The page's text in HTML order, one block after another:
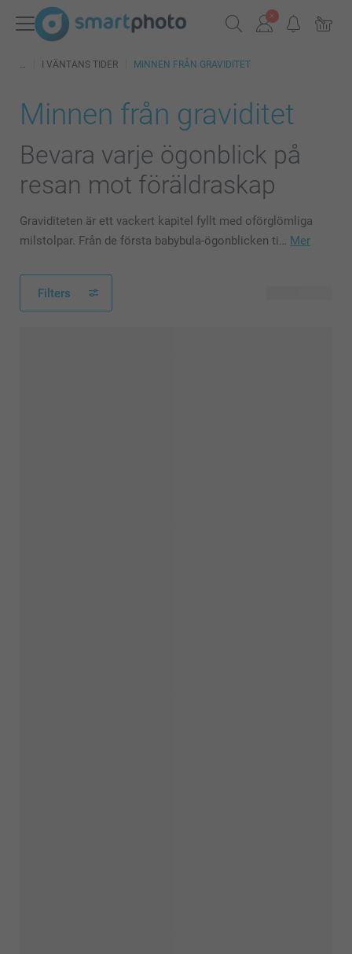
I VÄNTANS TIDER MINNEN FRÅN GRAVIDITET
Minnen från graviditet
Bevara varje ögonblick på
resan mot föräldraskap
Graviditeten är ett vackert kapitel fyllt med oförglömliga
milstolpar. Från de första babybula-ögonblicken ti… Mer
Filters